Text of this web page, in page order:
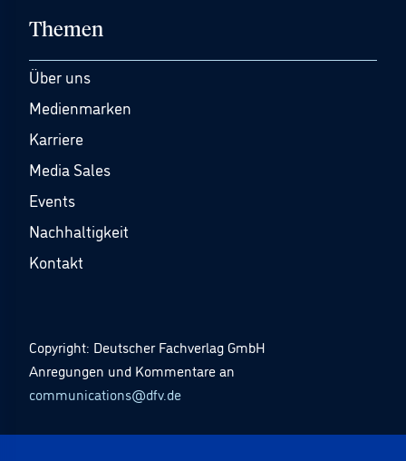
Themen
Über uns
Medienmarken
Karriere
Media Sales
Events
Nachhaltigkeit
Kontakt
Copyright: Deutscher Fachverlag GmbH
Anregungen und Kommentare an
communications@dfv.de